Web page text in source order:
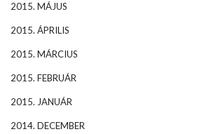
2015. MÁJUS
2015. ÁPRILIS
2015. MÁRCIUS
2015. FEBRUÁR
2015. JANUÁR
2014. DECEMBER